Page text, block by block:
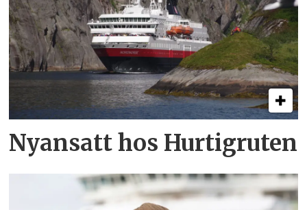
Nyansatt hos Hurtigruten